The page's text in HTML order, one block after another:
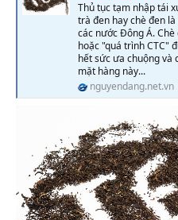
Thủ tục tạm nhập tái
trà đen hay chè đen
các nước Đông Á.
hoặc "quá trình CTC"
hết sức ưa chuộng và
mặt hàng này...
nguyendang.net.vn